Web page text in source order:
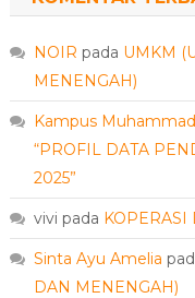
NOIR pada UMKM
MENENGAH)
Kampus
“PROFIL DATA
2025”
vivi pada KOPERASI
Sinta Ayu Amelia
DAN MENENGAH)